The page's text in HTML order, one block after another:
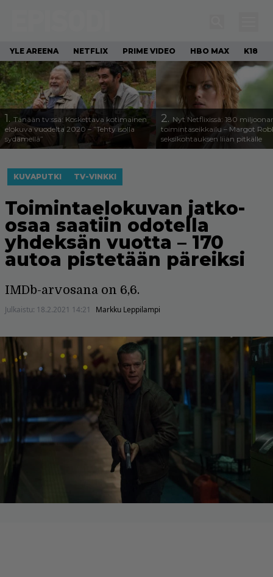
YLE AREENA NETFLIX PRIME VIDEO HBO MAX K18
1. Tänään tv:ssä: Koskettava kotimainen
elokuva vuodelta 2020 – ”Tehty isolla
sydämellä”
2. Nyt Netflixissä: 180
toimintaseikkailu – Margot
seksikohtauksen liian pitkälle
KUVAPUTKI TV-VINKKI
Toimintaelokuvan jatko-
osaa saatiin odotella
yhdeksän vuotta – 170
autoa pistetään päreiksi
IMDb-arvosana on 6,6.
Julkaistu: 18.2.2021 14:21 Markku Leppilampi